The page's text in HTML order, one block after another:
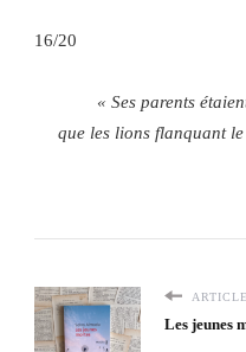
16/20
« Ses parents
que les lions flanquant
Les jeunes